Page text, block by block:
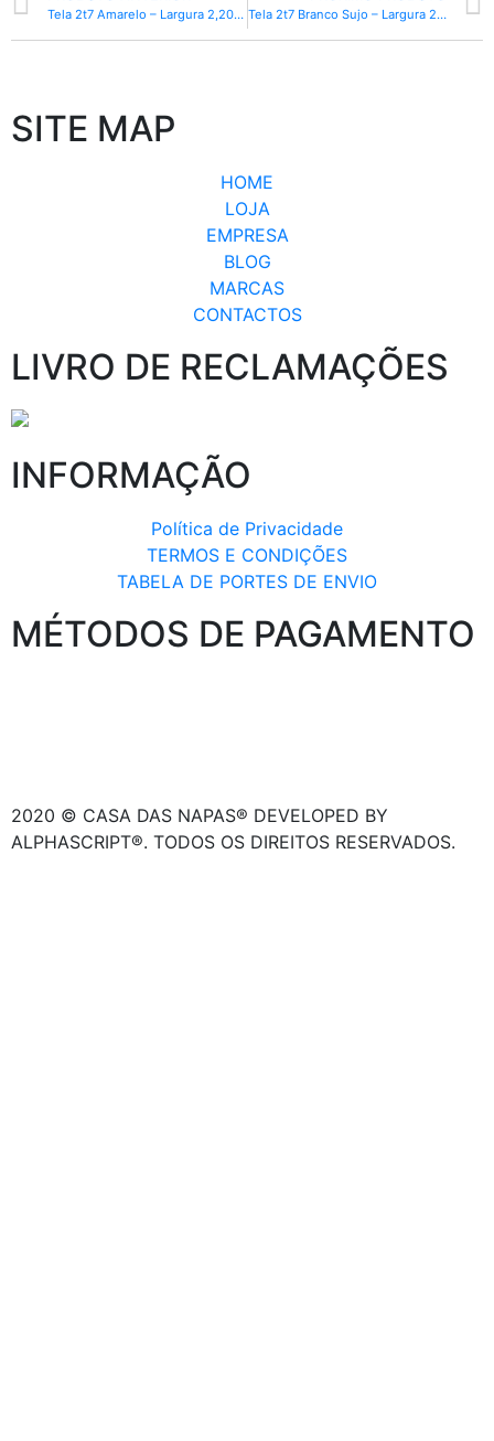
Tela 2t7 Amarelo – Largura 2,20 metros Tela 2t7 Branco Sujo – Largura 2,20 metros
SITE MAP
HOME
LOJA
EMPRESA
BLOG
MARCAS
CONTACTOS
LIVRO DE RECLAMAÇÕES
INFORMAÇÃO
Política de Privacidade
TERMOS E CONDIÇÕES
TABELA DE PORTES DE ENVIO
MÉTODOS DE PAGAMENTO
2020 © CASA DAS NAPAS® DEVELOPED BY
ALPHASCRIPT®. TODOS OS DIREITOS RESERVADOS.